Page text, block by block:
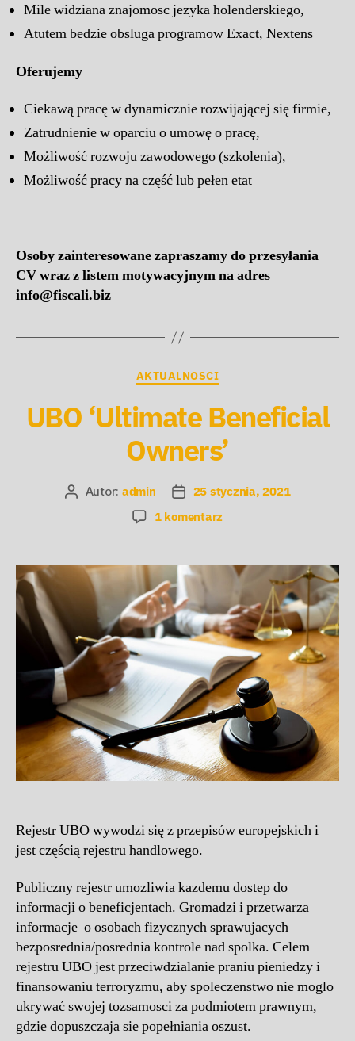
Mile widziana znajomosc jezyka holenderskiego,
Atutem bedzie obsluga programow Exact, Nextens
Oferujemy
Ciekawą pracę w dynamicznie rozwijającej się firmie,
Zatrudnienie w oparciu o umowę o pracę,
Możliwość rozwoju zawodowego (szkolenia),
Możliwość pracy na część lub pełen etat
Osoby zainteresowane zapraszamy do przesyłania
CV wraz z listem motywacyjnym na adres
info@fiscali.biz
AKTUALNOSCI
UBO ‘Ultimate Beneficial
Owners’
Autor: admin
25 stycznia, 2021
1 komentarz
Rejestr UBO wywodzi się z przepisów europejskich i
jest częścią rejestru handlowego.
Publiczny rejestr umozliwia kazdemu dostep do
informacji o beneficjentach. Gromadzi i przetwarza
informacje o osobach fizycznych sprawujacych
bezposrednia/posrednia kontrole nad spolka. Celem
rejestru UBO jest przeciwdzialanie praniu pieniedzy i
finansowaniu terroryzmu, aby spoleczenstwo nie moglo
ukrywać swojej tozsamosci za podmiotem prawnym,
gdzie dopuszczaja sie popełniania oszust.